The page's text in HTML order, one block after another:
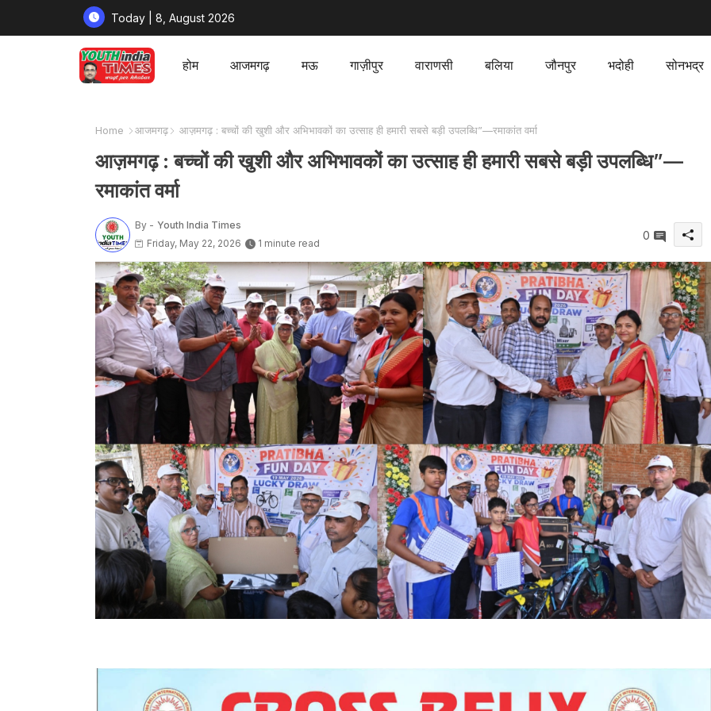
Today | 8, August 2026
होम आजमगढ़ मऊ गाज़ीपुर वाराणसी बलिया जौनपुर भदोही सोनभद्र
Home आजमगढ़ आज़मगढ़ : बच्चों की खुशी और अभिभावकों का उत्साह ही हमारी सबसे बड़ी उपलब्धि”—रमाकांत वर्मा
आज़मगढ़ : बच्चों की खुशी और अभिभावकों का उत्साह ही हमारी सबसे बड़ी उपलब्धि”—
रमाकांत वर्मा
By - Youth India Times
Friday, May 22, 2026
1 minute read
0